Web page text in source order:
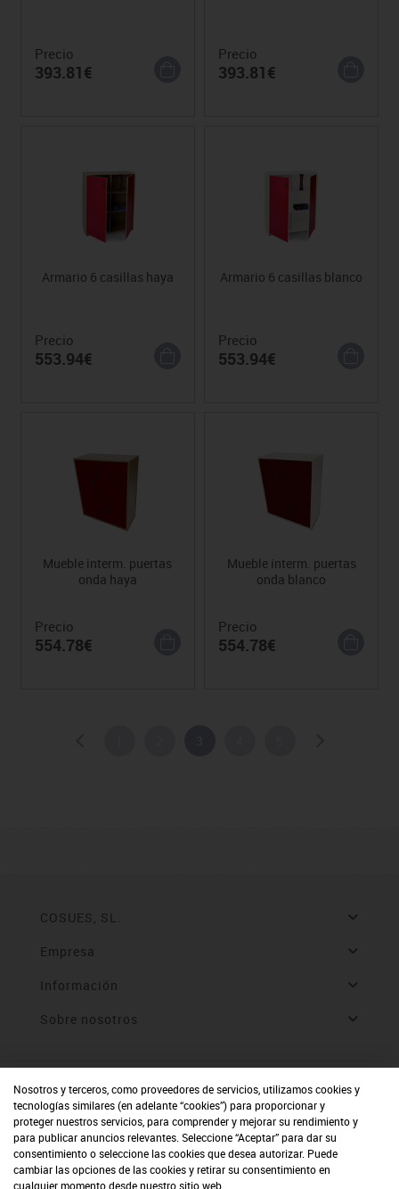
Precio
393.81€
Precio
393.81€
Armario 6 casillas haya
Precio
553.94€
Armario 6 casillas blanco
Precio
553.94€
Mueble interm. puertas
onda haya
Precio
554.78€
Mueble interm. puertas
onda blanco
Precio
554.78€
COSUES, SL.
Empresa
Información
Sobre nosotros
Nosotros y terceros, como proveedores de servicios, utilizamos cookies y
tecnologías similares (en adelante “cookies”) para proporcionar y
proteger nuestros servicios, para comprender y mejorar su rendimiento y
para publicar anuncios relevantes. Seleccione “Aceptar” para dar su
consentimiento o seleccione las cookies que desea autorizar. Puede
cambiar las opciones de las cookies y retirar su consentimiento en
cualquier momento desde nuestro sitio web.